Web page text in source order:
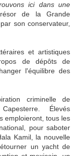
ici dans une
de la Grande
son conservateur,
et artistiques
de dépôts de
l'équilibre des
criminelle de
Élevés
emploieront, tous les
pour saboter
Kamil, la nouvelle
un yacht de